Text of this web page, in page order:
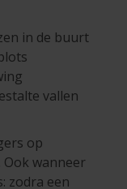
in de buurt
vallen
op
. Ook wanneer
zodra een